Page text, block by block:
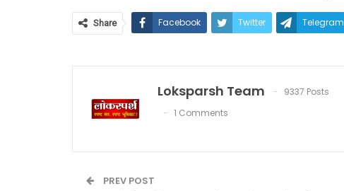
Share Facebook Twitter Telegram
Loksparsh Team
9337 Posts
1 Comments
PREV POST